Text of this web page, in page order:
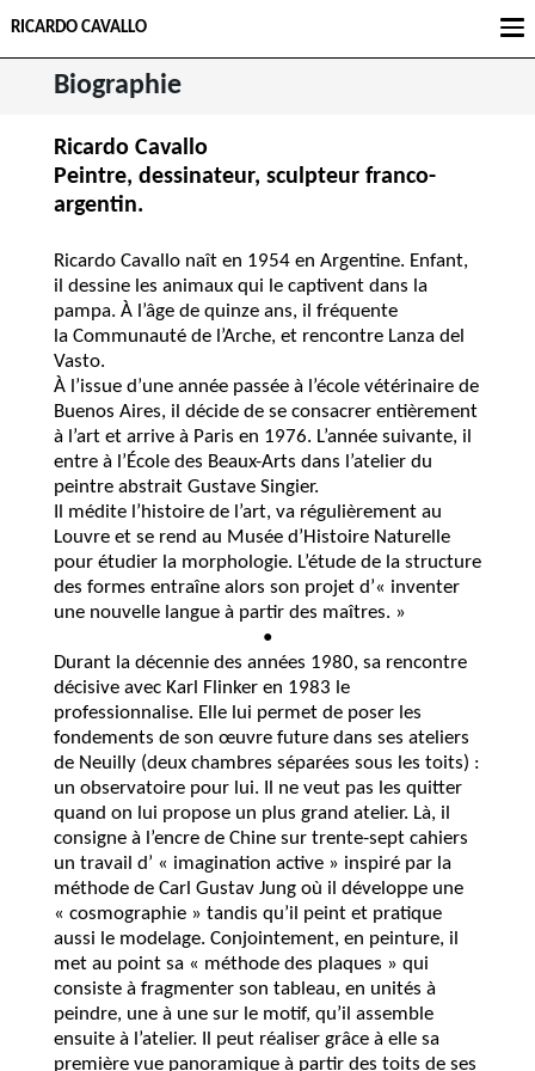
RICARDO CAVALLO
Biographie
Ricardo Cavallo
Peintre, dessinateur, sculpteur franco-
argentin.
Ricardo Cavallo naît en 1954 en Argentine. Enfant,
il dessine les animaux qui le captivent dans la
pampa. À l’âge de quinze ans, il fréquente
la Communauté de l’Arche, et rencontre Lanza del
Vasto.
À l’issue d’une année passée à l’école vétérinaire de
Buenos Aires, il décide de se consacrer entièrement
à l’art et arrive à Paris en 1976. L’année suivante, il
entre à l’École des Beaux-Arts dans l’atelier du
peintre abstrait Gustave Singier.
Il médite l’histoire de l’art, va régulièrement au
Louvre et se rend au Musée d’Histoire Naturelle
pour étudier la morphologie. L’étude de la structure
des formes entraîne alors son projet d’« inventer
une nouvelle langue à partir des maîtres. »
•
Durant la décennie des années 1980, sa rencontre
décisive avec Karl Flinker en 1983 le
professionnalise. Elle lui permet de poser les
fondements de son œuvre future dans ses ateliers
de Neuilly (deux chambres séparées sous les toits) :
un observatoire pour lui. Il ne veut pas les quitter
quand on lui propose un plus grand atelier. Là, il
consigne à l’encre de Chine sur trente-sept cahiers
un travail d’ « imagination active » inspiré par la
méthode de Carl Gustav Jung où il développe une
« cosmographie » tandis qu’il peint et pratique
aussi le modelage. Conjointement, en peinture, il
met au point sa « méthode des plaques » qui
consiste à fragmenter son tableau, en unités à
peindre, une à une sur le motif, qu’il assemble
ensuite à l’atelier. Il peut réaliser grâce à elle sa
première vue panoramique à partir des toits de ses